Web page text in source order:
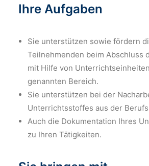
Ihre Aufgaben
Sie unterstützen sowie fördern
Teilnehmenden beim Abschluss
mit Hilfe von
genannten Bereich.
Sie unterstützen bei der
Unterrichtsstoffes aus der
Auch die Dokumentation Ihres
zu Ihren Tätigkeiten.